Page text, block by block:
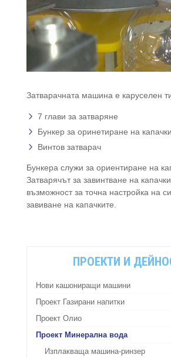
Затварачната машина е каруселен
7 глави за затваряне
Бункер за оринетиране на
Винтов затварач
Бункера служи за ориентиране на
Затварячът за завинтване на
възможност за точна настройка на
завиване на капачките.
ПРОЕКТИ И
Нови кашониращи машини
Проект Газирани напитки
Проект Олио
Проект Минерална вода
Изплакваща машина-ринзер